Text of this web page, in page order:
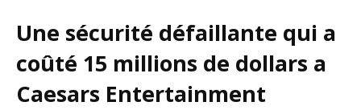
Une sécurité défaillante qui a
coûté 15 millions de dollars a
Caesars Entertainment